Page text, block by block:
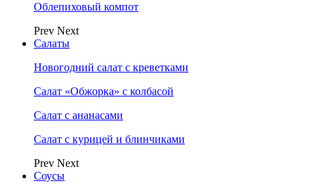
Облепиховый компот
Prev Next
Салаты
Новогодний салат с креветками
Салат «Обжорка» с колбасой
Салат с ананасами
Салат с курицей и блинчиками
Prev Next
Соусы